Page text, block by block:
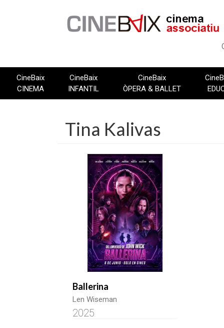
CineBaix
CINEMA
CineBaix
INFANTIL
CineBaix
ÒPERA & BALLET
Tina Kalivas
Ballerina
Len Wiseman
2025